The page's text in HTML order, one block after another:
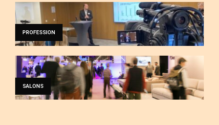
PROFESSION
SALONS